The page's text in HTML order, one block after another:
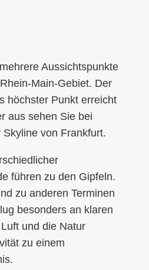
Aussichtspunkte
Main-Gebiet. Der
höchster Punkt erreicht
aus sehen Sie bei
von Frankfurt.
führen zu den Gipfeln.
zu anderen Terminen
besonders an klaren
und die Natur
zu einem